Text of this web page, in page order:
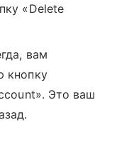
«Delete
вам
кнопку
Это ваш